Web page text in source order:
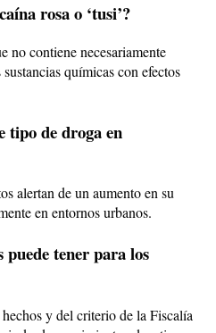
rosa o ‘tusi’?
no contiene necesariamente
químicas con efectos
tipo de droga en
alertan de un aumento en su
en entornos urbanos.
puede tener para los
y del criterio de la Fiscalía